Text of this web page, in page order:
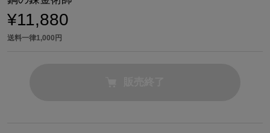
¥11,880
送料一律1,000円